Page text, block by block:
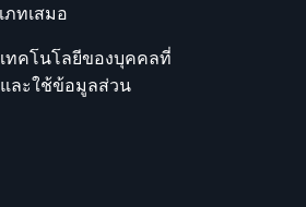
ทเสมอ
ทคโนโลยีของบุคคลที่
และใช้ข้อมูลส่วน